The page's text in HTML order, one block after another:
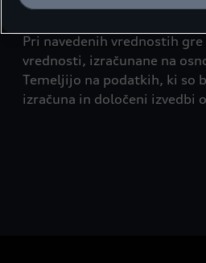
Navedeni podatki veljajo za
Pri navedenih vrednostih
vrednosti, izračunane na
Temeljijo na podatkih, ki so
izračuna in določeni izvedbi